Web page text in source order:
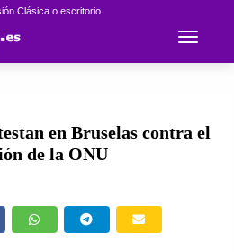
Clásica o escritorio
Toggle
en Bruselas contra el
de la ONU